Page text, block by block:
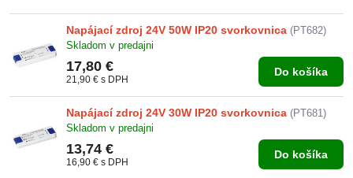
Napájací zdroj 24V 50W IP20 svorkovnica (PT682)
Skladom v predajni
17,80 €
21,90 € s DPH
Do košíka
Napájací zdroj 24V 30W IP20 svorkovnica (PT681)
Skladom v predajni
13,74 €
16,90 € s DPH
Do košíka